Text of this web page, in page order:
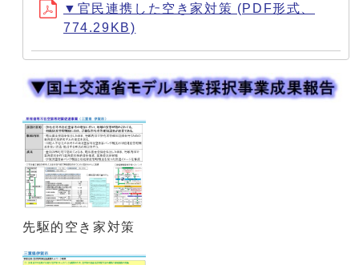
▼官民連携した空き家対策 (PDF形式、
774.29KB)
先駆的空き家対策